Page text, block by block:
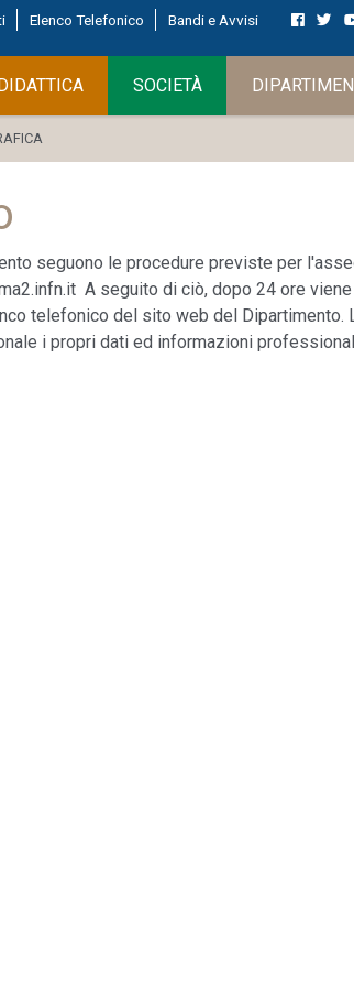
Elenco Telefonico Bandi e Avvisi
SOCIETÀ
seguono le procedure previste per
A seguito di ciò, dopo 24 ore
telefonico del sito web del Dipartimento.
i propri dati ed informazioni